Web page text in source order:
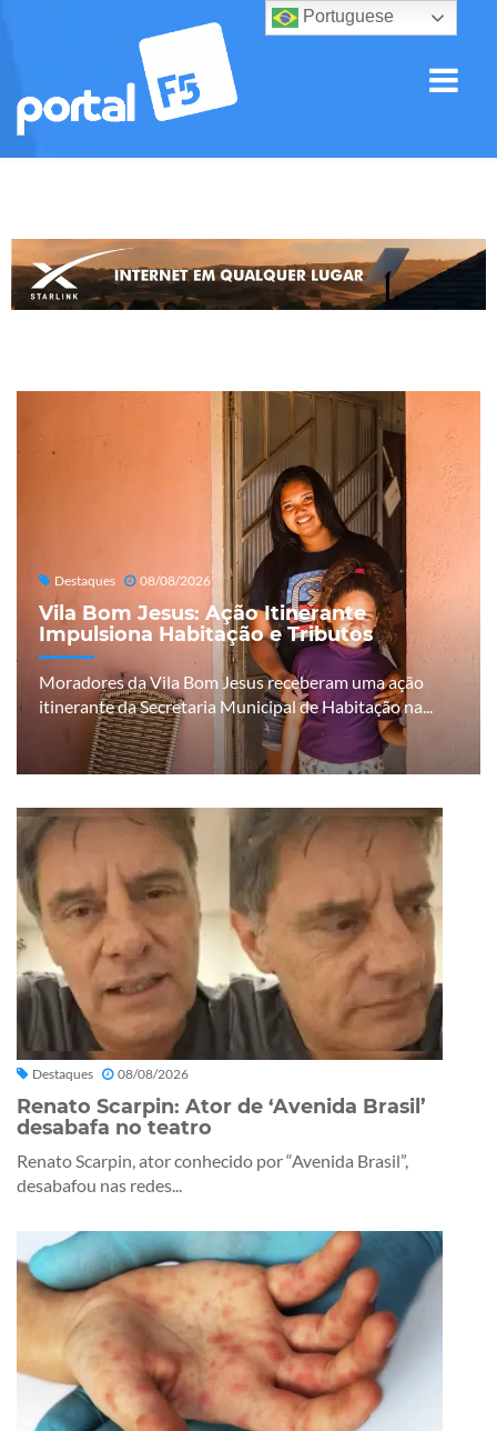
Destaques 08/08/2026
Vila Bom Jesus: Ação Itinerante
Impulsiona Habitação e Tributos
Moradores da Vila Bom Jesus receberam uma ação
itinerante da Secretaria Municipal de Habitação na...
Destaques 08/08/2026
Renato Scarpin: Ator de ‘Avenida Brasil’
desabafa no teatro
Renato Scarpin, ator conhecido por “Avenida Brasil”,
desabafou nas redes...
Portuguese